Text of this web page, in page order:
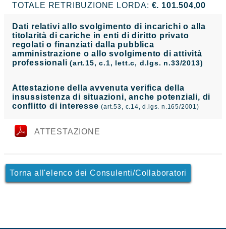
TOTALE RETRIBUZIONE LORDA: €. 101.504,00
Dati relativi allo svolgimento di incarichi o alla
titolarità di cariche in enti di diritto privato
regolati o finanziati dalla pubblica
amministrazione o allo svolgimento di attività
professionali(art.15, c.1, lett.c, d.lgs. n.33/2013)
Attestazione della avvenuta verifica della
insussistenza di situazioni, anche potenziali, di
conflitto di interesse(art.53, c.14, d.lgs. n.165/2001)
ATTESTAZIONE
Torna all'elenco dei Consulenti/Collaboratori